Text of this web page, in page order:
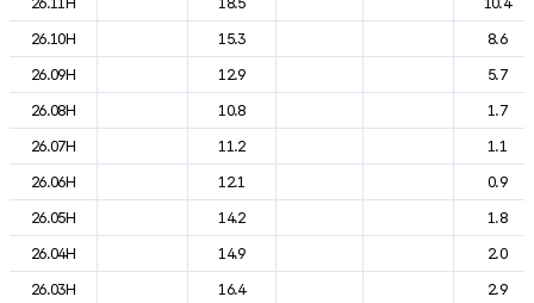
26.10H
15.3
8.6
26.09H
12.9
5.7
26.08H
10.8
1.7
26.07H
11.2
1.1
26.06H
12.1
0.9
26.05H
14.2
1.8
26.04H
14.9
2.0
26.03H
16.4
2.9